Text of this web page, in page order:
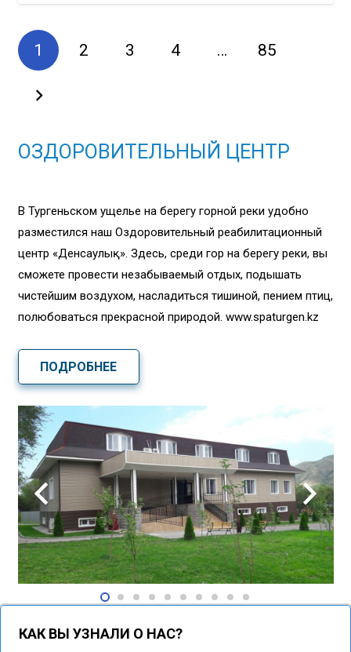
1 2 3 4 … 85
ОЗДОРОВИТЕЛЬНЫЙ ЦЕНТР
В Тургеньском ущелье на берегу горной реки удобно
разместился наш Оздоровительный реабилитационный
центр «Денсаулық». Здесь, среди гор на берегу реки, вы
сможете провести незабываемый отдых, подышать
чистейшим воздухом, насладиться тишиной, пением птиц,
полюбоваться прекрасной природой. www.spaturgen.kz
ПОДРОБНЕЕ
КАК ВЫ УЗНАЛИ О НАС?